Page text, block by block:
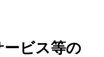
ービス等の